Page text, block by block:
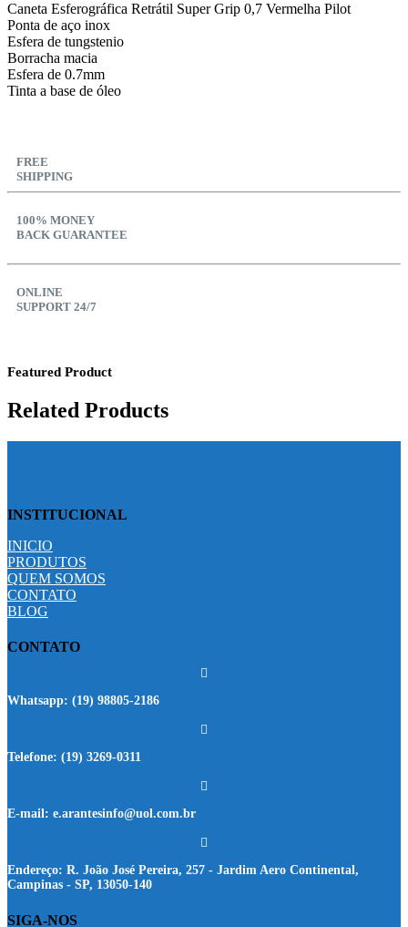
Caneta Esferográfica Retrátil Super Grip 0,7 Vermelha Pilot
Ponta de aço inox
Esfera de tungstenio
Borracha macia
Esfera de 0.7mm
Tinta a base de óleo
FREE
SHIPPING
100% MONEY
BACK GUARANTEE
ONLINE
SUPPORT 24/7
Featured Product
Related Products
INSTITUCIONAL
INICIO
PRODUTOS
QUEM SOMOS
CONTATO
BLOG
CONTATO
Whatsapp: (19) 98805-2186
Telefone: (19) 3269-0311
E-mail: e.arantesinfo@uol.com.br
Endereço: R. João José Pereira, 257 - Jardim Aero Continental,
Campinas - SP, 13050-140
SIGA-NOS